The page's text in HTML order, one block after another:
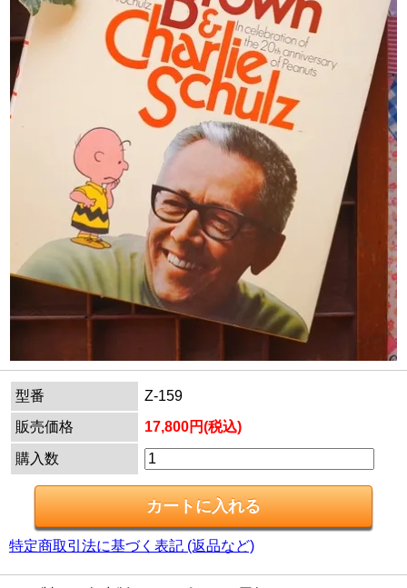
型番
Z-159
販売価格
17,800円(税込)
購入数
特定商取引法に基づく表記 (返品など)